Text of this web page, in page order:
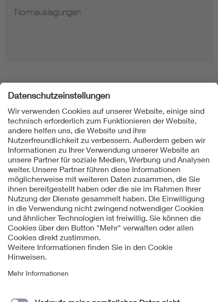
Hinweise zur Vervielfältigung von Normen
Folgen Sie uns
Kontakt
Impressum
Datenschutzinformationen
Cookie Hinweise
Compliance